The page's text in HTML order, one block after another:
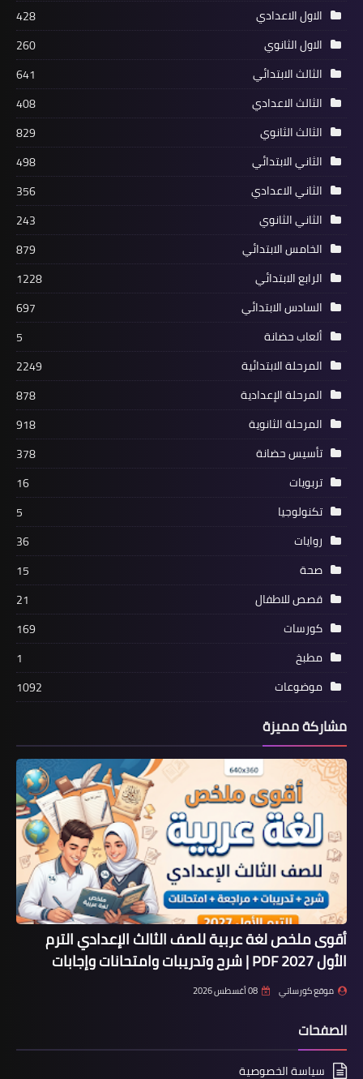
الاول الاعدادي
428
الاول الثانوي
260
الثالث الابتدائي
641
الثالث الاعدادي
408
الثالث الثانوي
829
الثاني الابتدائي
498
الثاني الاعدادي
356
الثاني الثانوي
243
الخامس الابتدائي
879
الرابع الابتدائي
1228
السادس الابتدائي
697
ألعاب حضانة
5
المرحلة الابتدائية
2249
المرحلة الإعدادية
878
المرحلة الثانوية
918
تأسيس حضانة
378
تربويات
16
تكنولوجيا
5
روايات
36
صحة
15
قصص للاطفال
21
كورسات
169
مطبخ
1
موضوعات
1092
مشاركة مميزة
أقوى ملخص لغة عربية للصف الثالث الإعدادي الترم
الأول 2027 PDF | شرح وتدريبات وامتحانات وإجابات
موقع كورساتي 08 أغسطس 2026
الصفحات
سياسة الخصوصية